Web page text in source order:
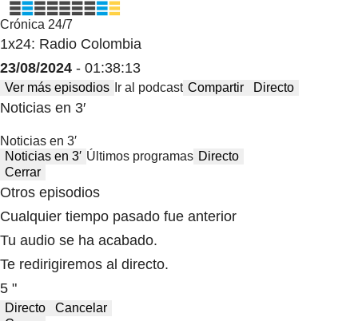
Crónica 24/7
1x24: Radio Colombia
23/08/2024 - 01:38:13
Ver más episodios Ir al podcast Compartir Directo
Noticias en 3′
Noticias en 3′
Noticias en 3′ Últimos programas Directo
Cerrar
Otros episodios
Cualquier tiempo pasado fue anterior
Tu audio se ha acabado.
Te redirigiremos al directo.
5 "
Directo
Cancelar